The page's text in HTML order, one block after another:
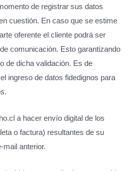
de registrar sus datos
cuestión. En caso que se estime
oferente el cliente podrá ser
comunicación. Esto garantizando
de dicha validación. Es de
ingreso de datos fidedignos para
a hacer envío digital de los
o factura) resultantes de su
mail anterior.